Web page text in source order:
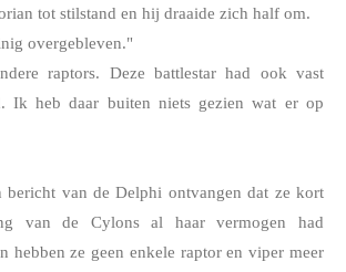
tot stilstand en hij draaide zich half om.
overgebleven."
raptors. Deze battlestar had ook vast
Ik heb daar buiten niets gezien wat er op
bericht van de Delphi ontvangen dat ze kort
van de Cylons al haar vermogen had
hebben ze geen enkele raptor en viper meer